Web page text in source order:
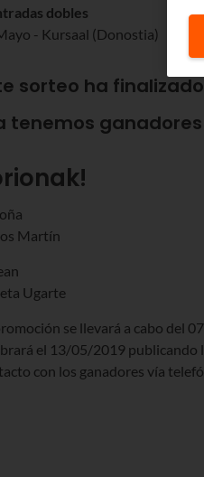
dobles
- Kursaal (Donostia)
sorteo ha
tenemos
Martín
Ugarte
se llevará a cabo del
el 13/05/2019 publicando
con los ganadores vía